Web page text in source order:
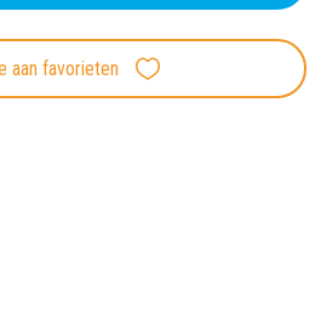
aan favorieten